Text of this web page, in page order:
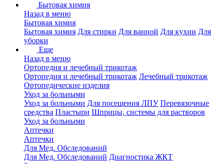
Бытовая химия
Назад в меню
Бытовая химия
Бытовая химия Для стирки Для ванной Для кухни Для
уборки
Еще
Назад в меню
Ортопедия и лечебный трикотаж
Ортопедия и лечебный трикотаж Лечебный трикотаж
Ортопедические изделия
Уход за больными
Уход за больными Для посещения ЛПУ Перевязочные
средства Пластыри Шприцы, системы для растворов
Уход за больными
Аптечки
Аптечки
Для Мед. Обследований
Для Мед. Обследований Диагностика ЖКТ